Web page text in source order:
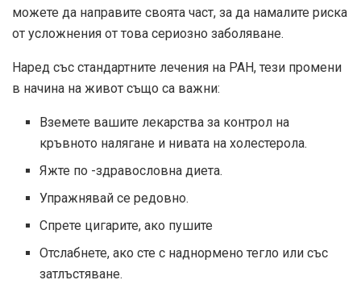
можете да направите своята част, за да намалите риска
от усложнения от това сериозно заболяване.
Наред със стандартните лечения на PAH, тези промени
в начина на живот също са важни:
Вземете вашите лекарства за контрол на
кръвното налягане и нивата на холестерола.
Яжте по -здравословна диета.
Упражнявай се редовно.
Спрете цигарите, ако пушите
Отслабнете, ако сте с наднормено тегло или със
затлъстяване.